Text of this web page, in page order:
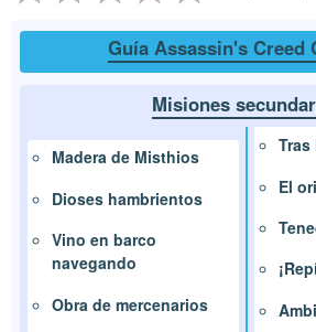
Guía Assassin's Creed
Misiones
Madera de Misthios
Dioses hambrientos
Vino en barco
navegando
Obra de mercenarios
El